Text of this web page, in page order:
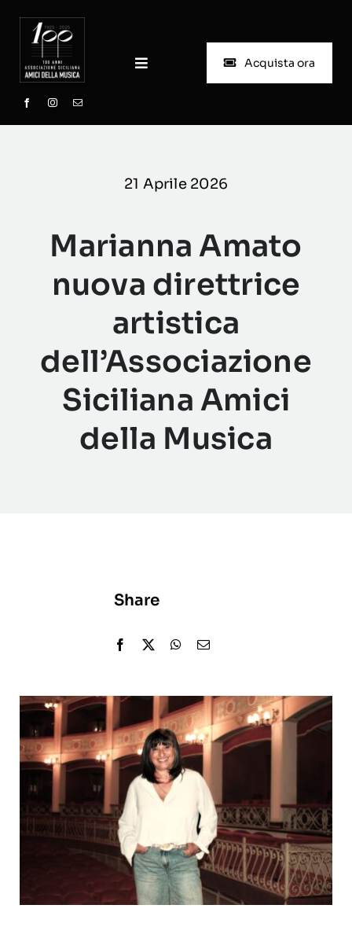
content
Toggle
Home
Stagioni passate
Acquista ora
21 Aprile 2026
Marianna Amato
nuova direttrice
artistica
dell’Associazione
Siciliana Amici
della Musica
Share